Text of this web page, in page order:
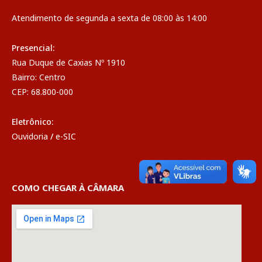
Atendimento de segunda a sexta de 08:00 às 14:00
Presencial:
Rua Duque de Caxias Nº 1910
Bairro: Centro
CEP: 68.800-000
Eletrônico:
Ouvidoria / e-SIC
COMO CHEGAR À CÂMARA